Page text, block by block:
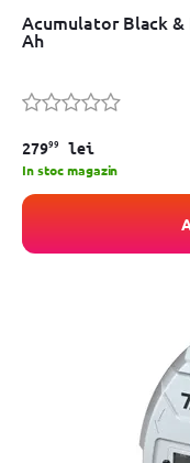
Acumulator Black &
Ah
27999 lei
In stoc magazin